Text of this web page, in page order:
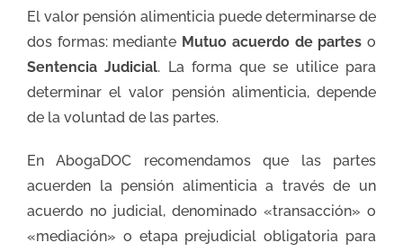
El valor pensión alimenticia puede determinarse de
dos formas: mediante Mutuo acuerdo de partes o
Sentencia Judicial. La forma que se utilice para
determinar el valor pensión alimenticia, depende
de la voluntad de las partes.
En AbogaDOC recomendamos que las partes
acuerden la pensión alimenticia a través de un
acuerdo no judicial, denominado «transacción» o
«mediación» o etapa prejudicial obligatoria para